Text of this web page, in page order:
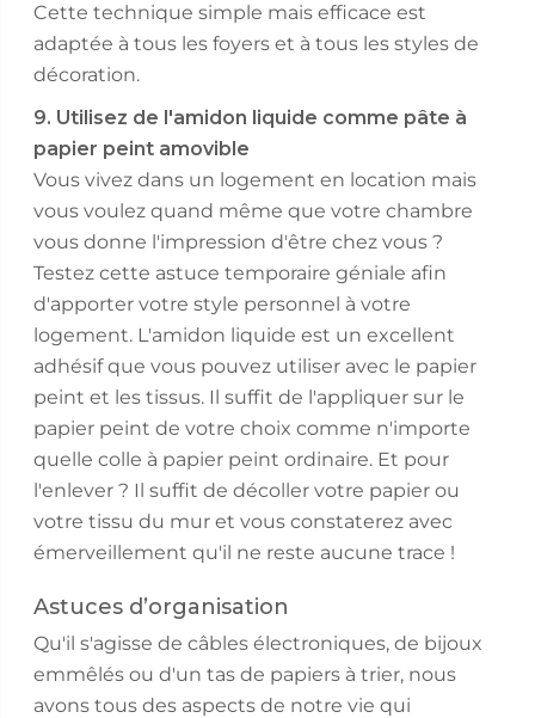
Cette technique simple mais efficace est
adaptée à tous les foyers et à tous les styles de
décoration.
9. Utilisez de l'amidon liquide comme pâte à
papier peint amovible
Vous vivez dans un logement en location mais
vous voulez quand même que votre chambre
vous donne l'impression d'être chez vous ?
Testez cette astuce temporaire géniale afin
d'apporter votre style personnel à votre
logement. L'amidon liquide est un excellent
adhésif que vous pouvez utiliser avec le papier
peint et les tissus. Il suffit de l'appliquer sur le
papier peint de votre choix comme n'importe
quelle colle à papier peint ordinaire. Et pour
l'enlever ? Il suffit de décoller votre papier ou
votre tissu du mur et vous constaterez avec
émerveillement qu'il ne reste aucune trace !
Astuces d’organisation
Qu'il s'agisse de câbles électroniques, de bijoux
emmêlés ou d'un tas de papiers à trier, nous
avons tous des aspects de notre vie qui